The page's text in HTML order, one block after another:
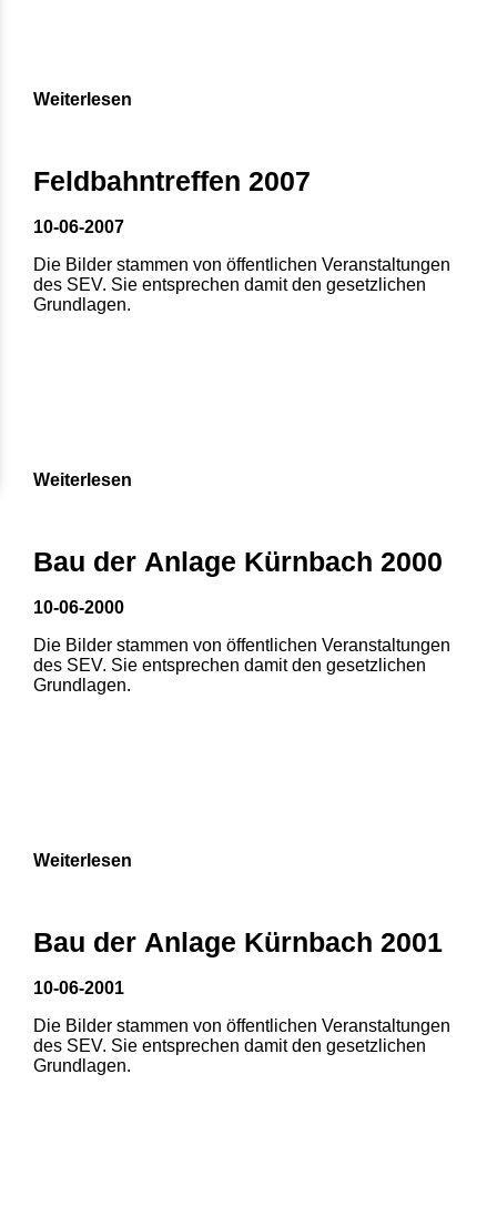
Weiterlesen
Feldbahntreffen 2007
10-06-2007
Die Bilder stammen von öffentlichen Veranstaltungen
des SEV. Sie entsprechen damit den gesetzlichen
Grundlagen.
Weiterlesen
Bau der Anlage Kürnbach 2000
10-06-2000
Die Bilder stammen von öffentlichen Veranstaltungen
des SEV. Sie entsprechen damit den gesetzlichen
Grundlagen.
Weiterlesen
Bau der Anlage Kürnbach 2001
10-06-2001
Die Bilder stammen von öffentlichen Veranstaltungen
des SEV. Sie entsprechen damit den gesetzlichen
Grundlagen.